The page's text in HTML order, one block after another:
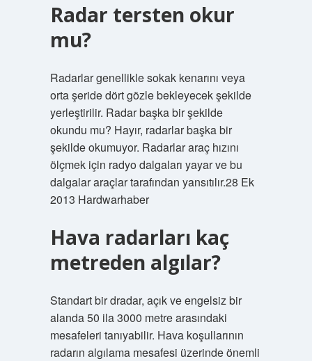
Radar tersten okur
mu?
Radarlar genellikle sokak kenarını veya
orta şeride dört gözle bekleyecek şekilde
yerleştirilir. Radar başka bir şekilde
okundu mu? Hayır, radarlar başka bir
şekilde okumuyor. Radarlar araç hızını
ölçmek için radyo dalgaları yayar ve bu
dalgalar araçlar tarafından yansıtılır.28 Ek
2013 Hardwarhaber
Hava radarları kaç
metreden algılar?
Standart bir dradar, açık ve engelsiz bir
alanda 50 ila 3000 metre arasındaki
mesafeleri tanıyabilir. Hava koşullarının
radarın algılama mesafesi üzerinde önemli